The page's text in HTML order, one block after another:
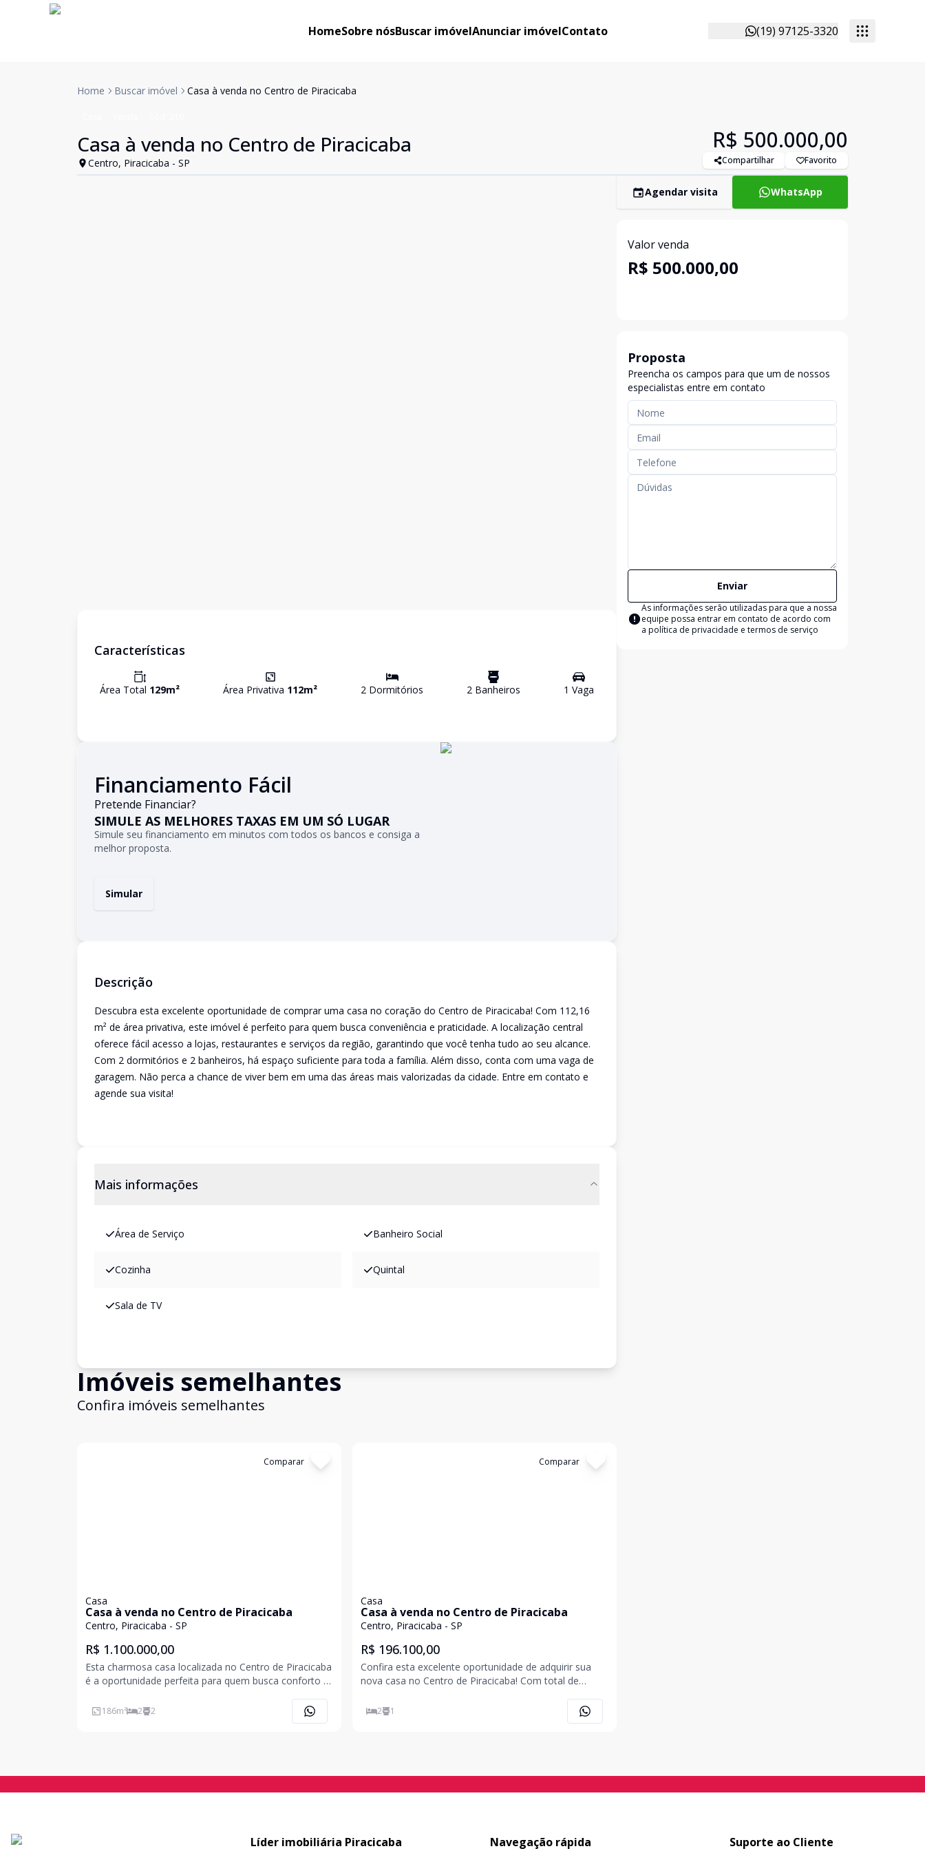
HomeSobre nósBuscar imóvelAnunciar imóvelContato (19) 97125-3320
Home Buscar imóvel Casa à venda no Centro de Piracicaba
Casa à venda no Centro de Piracicaba
Centro, Piracicaba - SP
R$ 500.000,00
Compartilhar Favorito
Características
Área Total 129m² Área Privativa 112m² 2 Dormitórios 2 Banheiros 1 Vaga
Financiamento Fácil
Pretende Financiar?
SIMULE AS MELHORES TAXAS EM UM SÓ LUGAR
Simule seu financiamento em minutos com todos os bancos e consiga a
melhor proposta.
Simular
Descrição
Descubra esta excelente oportunidade de comprar uma casa no coração do Centro de Piracicaba! Com 112,16
m² de área privativa, este imóvel é perfeito para quem busca conveniência e praticidade. A localização central
oferece fácil acesso a lojas, restaurantes e serviços da região, garantindo que você tenha tudo ao seu alcance.
Com 2 dormitórios e 2 banheiros, há espaço suficiente para toda a família. Além disso, conta com uma vaga de
garagem. Não perca a chance de viver bem em uma das áreas mais valorizadas da cidade. Entre em contato e
agende sua visita!
Mais informações
Área de Serviço Banheiro Social
Cozinha Quintal
Sala de TV
Imóveis semelhantes
Confira imóveis semelhantes
Comparar
Casa
Casa à venda no Centro de Piracicaba
Centro, Piracicaba - SP
R$ 1.100.000,00
Esta charmosa casa localizada no Centro de Piracicaba
é a oportunidade perfeita para quem busca conforto e
privativa de 186,04 m², o imóvel conta com 2
dormitórios e 2 banheiros, proporcionando espaço
186m² 2 2
Comparar
Casa
Casa à venda no Centro de Piracicaba
Centro, Piracicaba - SP
R$ 196.100,00
Confira esta excelente oportunidade de adquirir sua
nova casa no Centro de Piracicaba! Com total de
serviços e comodidades da região. Aproveite a
praticidade de viver em um bairro que combina tranquil
2 1
Agendar visita WhatsApp
Valor venda
R$ 500.000,00
Proposta
Preencha os campos para que um de nossos
especialistas entre em contato
Enviar
As informações serão utilizadas para que a nossa
equipe possa entrar em contato de acordo com
a política de privacidade e termos de serviço
Líder imobiliária Piracicaba Navegação rápida Suporte ao Cliente